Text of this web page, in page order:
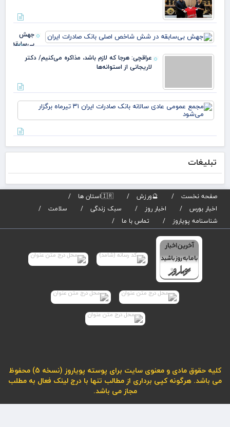
جهش
بی‌سابقه
در شش
شاخص
صادرات
ایران
تبلیغات
صفحه نخست 🔮ورزش
🇮🇷استان ها
اخبار بورس
اخبار روز سبک زندگی
سلامت
شناسنامه پویاروز
تماس با ما
کلیه حقوق مادی و معنوی سایت برای پوسته پویاروز (نسخه 5) محفوظ
می باشد. هرگونه کپی برداری از مطالب تنها با درج لینک فعال به مطلب
مجاز می باشد.